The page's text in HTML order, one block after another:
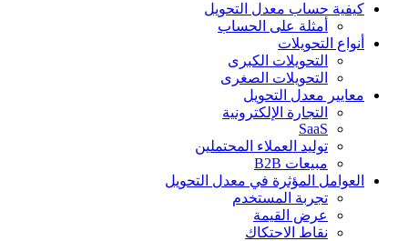
كيفية حساب معدل التحويل
أمثلة على الحساب
أنواع التحويلات
التحويلات الكبرى
التحويلات الصغرى
معايير معدل التحويل
التجارة الإلكترونية
SaaS
توليد العملاء المحتملين
مبيعات B2B
العوامل المؤثرة في معدل التحويل
تجربة المستخدم
عرض القيمة
نقاط الاحتكاك